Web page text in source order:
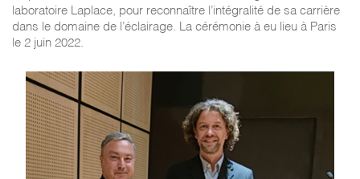
laboratoire Laplace, pour reconnaître l’intégralité de sa carrière
dans le domaine de l’éclairage. La cérémonie à eu lieu à Paris
le 2 juin 2022.